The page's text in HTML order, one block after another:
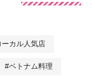
カル人気店
#ベトナム料理